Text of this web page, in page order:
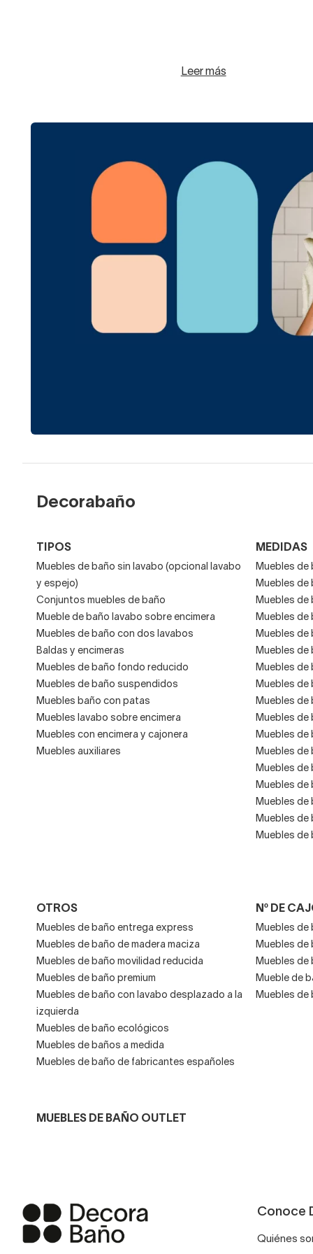
Leer más
Decorabaño
TIPOS
Muebles de baño sin lavabo (opcional lavabo
y espejo)
Conjuntos muebles de baño
Mueble de baño lavabo sobre encimera
Muebles de baño con dos lavabos
Baldas y encimeras
Muebles de baño fondo reducido
Muebles de baño suspendidos
Muebles baño con patas
Muebles lavabo sobre encimera
Muebles con encimera y cajonera
Muebles auxiliares
MEDIDAS
Muebles de
Muebles de
Muebles de
Muebles de
Muebles de
Muebles de
Muebles de
Muebles de
Muebles de
Muebles de
Muebles de
Muebles de
Muebles de
Muebles de
Muebles de
Muebles de
Muebles de
OTROS
Muebles de baño entrega express
Muebles de baño de madera maciza
Muebles de baño movilidad reducida
Muebles de baño premium
Muebles de baño con lavabo desplazado a la
izquierda
Muebles de baño ecológicos
Muebles de baños a medida
Muebles de baño de fabricantes españoles
Nº DE
Muebles de
Muebles de
Muebles de
Mueble de
Muebles de
MUEBLES DE BAÑO OUTLET
Conoce
Quiénes